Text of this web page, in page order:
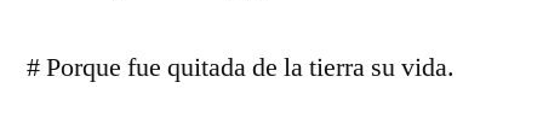
# Porque fue quitada de la tierra su vida.